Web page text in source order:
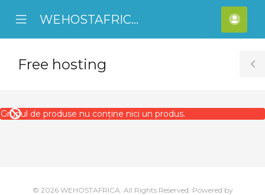
Mobile
Menu
WEHOSTAFRICA
meu
Free hosting
Grupul de produse nu conține nici un produs.
© 2026 WEHOSTAFRICA. All Rights Reserved. Powered by